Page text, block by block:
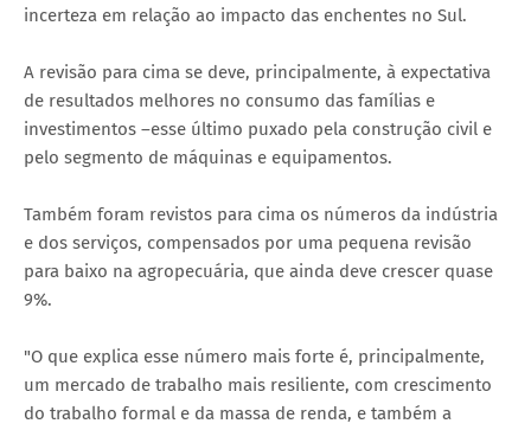
incerteza em relação ao impacto das enchentes no Sul.
A revisão para cima se deve, principalmente, à expectativa
de resultados melhores no consumo das famílias e
investimentos –esse último puxado pela construção civil e
pelo segmento de máquinas e equipamentos.
Também foram revistos para cima os números da indústria
e dos serviços, compensados por uma pequena revisão
para baixo na agropecuária, que ainda deve crescer quase
9%.
"O que explica esse número mais forte é, principalmente,
um mercado de trabalho mais resiliente, com crescimento
do trabalho formal e da massa de renda, e também a